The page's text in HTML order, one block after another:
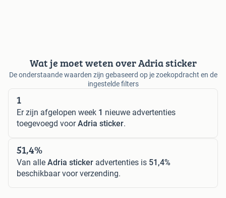
Wat je moet weten over Adria sticker
De onderstaande waarden zijn gebaseerd op je zoekopdracht en de
ingestelde filters
1
Er zijn afgelopen week 1 nieuwe advertenties
toegevoegd voorAdria sticker.
51,4%
Van alle Adria sticker advertenties is 51,4%
beschikbaar voor verzending.